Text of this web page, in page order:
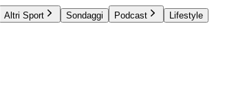
Altri Sport Sondaggi Podcast
Lifestyle